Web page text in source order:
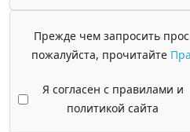
Прежде чем запросить
пожалуйста, прочитайте
Я согласен с правилами и
политикой сайта